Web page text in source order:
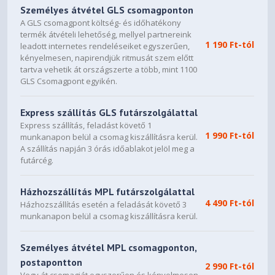
-
Material
Top Cover
ABS Plastic
Steel
Side panel window
Front panel
ABS Plastic
Stands
ABS Plastic
Személyes átvétel GLS csomagponton
A GLS csomagpont költség- és időhatékony
termék átvételi lehetőség, mellyel partnereink
leadott internetes rendeléseiket egyszerűen,
kényelmesen, napirendjük ritmusát szem előtt
tartva vehetik át országszerte a több, mint 1100
GLS Csomagpont egyikén.
1 190 Ft-tól
Express szállítás GLS futárszolgálattal
Express szállítás, feladást követő 1
munkanapon belül a csomag kiszállításra kerül.
A szállítás napján 3 órás időablakot jelöl meg a
futárcég.
1 990 Ft-tól
Házhozszállítás MPL futárszolgálattal
Házhozszállítás esetén a feladását követő 3
munkanapon belül a csomag kiszállításra kerül.
4 490 Ft-tól
Személyes átvétel MPL csomagponton,
postapontton
2 990 Ft-tól